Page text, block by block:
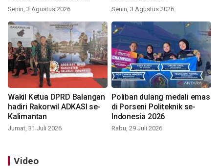
Indonesia 2026
Senin, 3 Agustus 2026 Senin, 3 Agustus 2026
Wakil Ketua DPRD Balangan
hadiri Rakorwil ADKASI se-
Kalimantan
Jumat, 31 Juli 2026
Poliban dulang medali emas
di Porseni Politeknik se-
Indonesia 2026
Rabu, 29 Juli 2026
Video